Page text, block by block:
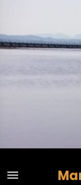
innehåll